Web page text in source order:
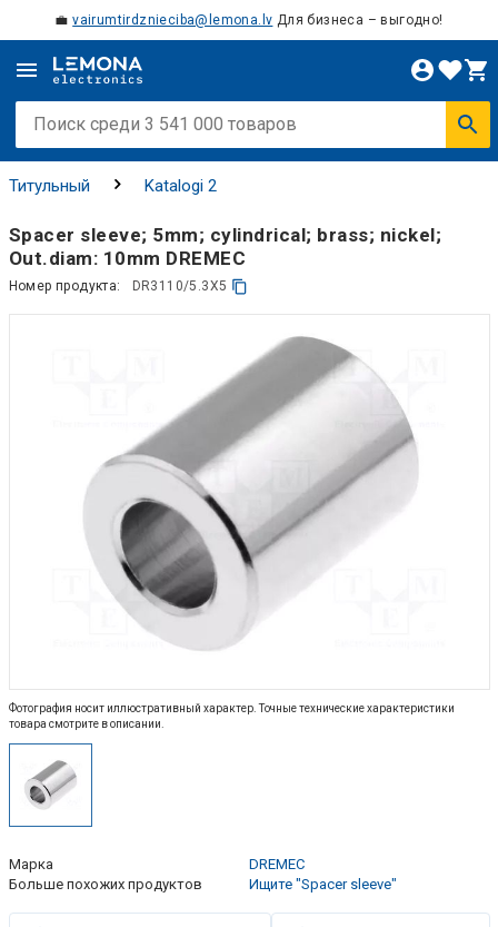
💼vairumtirdznieciba@lemona.lv Для бизнеса – выгодно!
Титульный Katalogi 2
Spacer sleeve; 5mm; cylindrical; brass; nickel;
Out.diam: 10mm DREMEC
Номер продукта: DR3110/5.3X5
Фотография носит иллюстративный характер. Точные технические характеристики
товара смотрите в описании.
Марка
DREMEC
Больше похожих продуктов
Ищите "Spacer sleeve"